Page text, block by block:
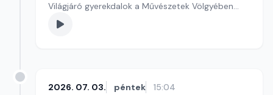
Világjáró gyerekdalok a Művészetek Völgyében
szerkesztő: Szentimrei Kristóf
2026. 07. 03. péntek 15:04